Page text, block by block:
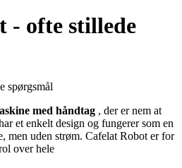
- ofte stillede
med håndtag , der er nem at
et enkelt design og fungerer som en
men uden strøm. Cafelat Robot er for
over hele